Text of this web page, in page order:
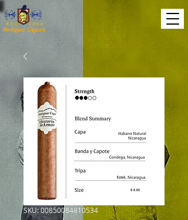
EST. 2004
SKU: 00850084810534